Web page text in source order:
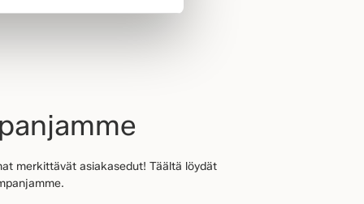
merkittävät asiakasedut! Täältä löydät